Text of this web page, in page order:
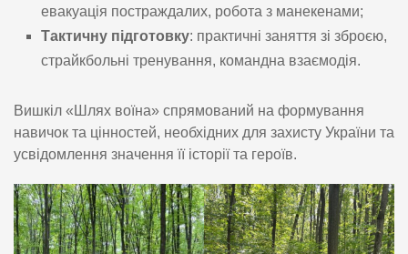
евакуація постраждалих, робота з манекенами;
Тактичну підготовку: практичні заняття зі зброєю,
страйкбольні тренування, командна взаємодія.
Вишкіл «Шлях воїна» спрямований на формування
навичок та цінностей, необхідних для захисту України та
усвідомлення значення її історії та героїв.